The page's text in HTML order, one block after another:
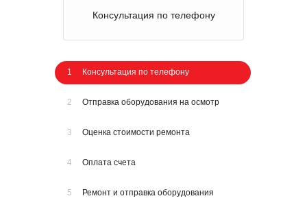
Консультация по телефону
1 Консультация по телефону
2 Отправка оборудования на осмотр
3 Оценка стоимости ремонта
4 Оплата счета
5 Ремонт и отправка оборудования